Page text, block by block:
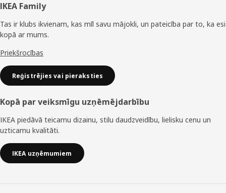
Kājene
IKEA Family
Tas ir klubs ikvienam, kas mīl savu mājokli, un pateicība par to, ka esi
kopā ar mums.
Priekšrocības
Reģistrējies vai pieraksties
Kopā par veiksmīgu uzņēmējdarbību
IKEA piedāvā teicamu dizainu, stilu daudzveidību, lielisku cenu un
uzticamu kvalitāti.
IKEA uzņēmumiem